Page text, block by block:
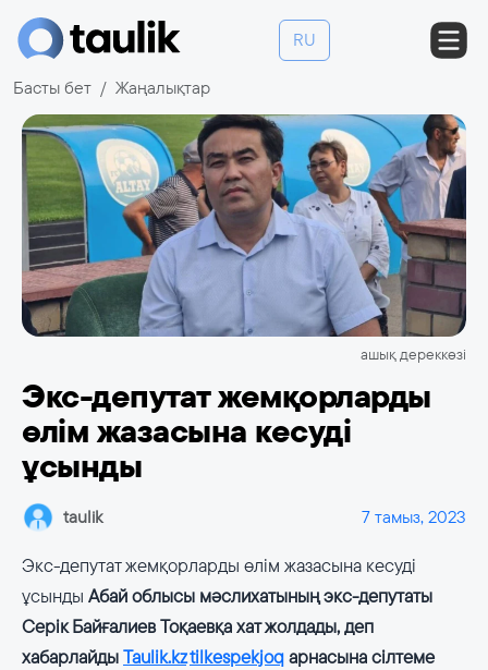
RU
Басты бет Жаңалықтар
ашық дереккөзі
Экс-депутат жемқорларды
өлім жазасына кесуді
ұсынды
taulik 7 тамыз, 2023
Экс-депутат жемқорларды өлім жазасына кесуді
ұсынды Абай облысы мәслихатының экс-депутаты
Серік Байғалиев Тоқаевқа хат жолдады, деп
хабарлайдыTaulik.kztilkespekjoqарнасына сілтеме